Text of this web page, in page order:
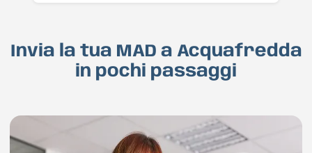
Invia la tua MAD a Acquafredda
in pochi passaggi